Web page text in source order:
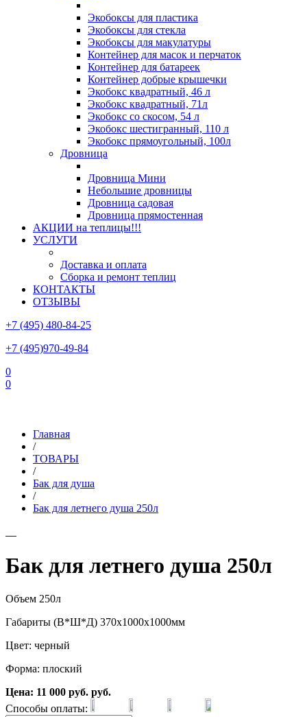
Экобоксы для пластика
Экобоксы для стекла
Экобоксы для макулатуры
Контейнер для масок и перчаток
Контейнер для батареек
Контейнер добрые крышечки
Экобокс квадратный, 46 л
Экобокс квадратный, 71л
Экобокс со скосом, 54 л
Экобокс шестигранный, 110 л
Экобокс прямоугольный, 100л
Дровница
Дровница Мини
Небольшие дровницы
Дровница садовая
Дровница прямостенная
АКЦИИ на теплицы!!!
УСЛУГИ
Доставка и оплата
Сборка и ремонт теплиц
КОНТАКТЫ
ОТЗЫВЫ
+7 (495) 480-84-25
+7 (495)970-49-84
0
0
Главная
/
ТОВАРЫ
/
Бак для душа
/
Бак для летнего душа 250л
Бак для летнего душа 250л
Объем 250л
Габариты (В*Ш*Д) 370х1000х1000мм
Цвет: черный
Форма: плоский
Цена: 11 000 руб. руб.
Способы оплаты: